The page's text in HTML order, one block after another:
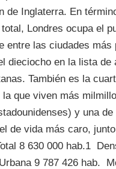
de Inglaterra. En
Londres ocupa el
entre las ciudades más
dieciocho en la lista de
También es la
la que viven más
y una
de vida más caro,
8 630 000 hab.1 
Urbana 9 787 426 hab. 